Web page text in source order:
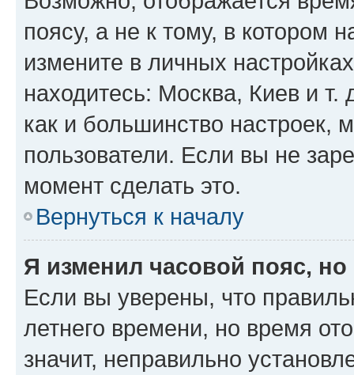
поясу, а не к тому, в котором
измените в личных
находитесь: Москва, Киев и т.
как и большинство настроек,
пользователи. Если вы не
момент сделать это.
Вернуться к началу
Я изменил часовой пояс,
Если вы уверены, что
летнего времени, но время
значит, неправильно